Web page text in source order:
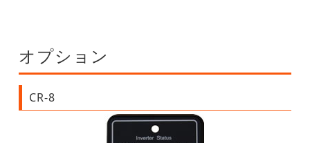
オプション
CR-8